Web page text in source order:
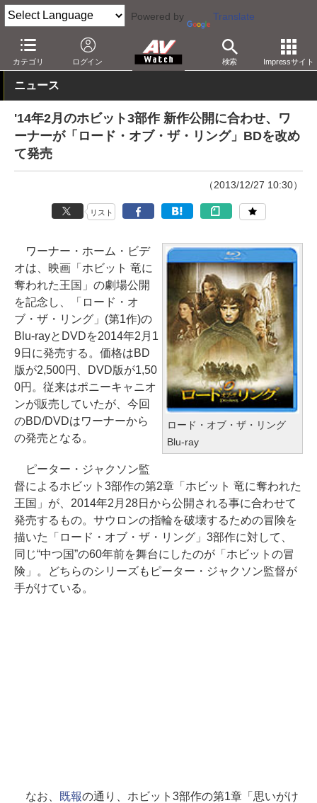
Powered by Translate
カテゴリ ログイン 検索 Impressサイト
AV Watch コンテンツ・サービス BD/DVD
ニュース
'14年2月のホビット3部作 新作公開に合わせ、ワ
ーナーが「ロード・オブ・ザ・リング」BDを改め
て発売
（2013/12/27 10:30）
リスト
ロード・オブ・ザ・リング
Blu-ray
ワーナー・ホーム・ビデ
オは、映画「ホビット 竜に
奪われた王国」の劇場公開
を記念し、「ロード・オ
ブ・ザ・リング」(第1作)の
Blu-rayとDVDを2014年2月1
9日に発売する。価格はBD
版が2,500円、DVD版が1,50
0円。従来はポニーキャニオ
ンが販売していたが、今回
のBD/DVDはワーナーから
の発売となる。
ピーター・ジャクソン監
督によるホビット3部作の第2章「ホビット 竜に奪われた
王国」が、2014年2月28日から公開される事に合わせて
発売するもの。サウロンの指輪を破壊するための冒険を
描いた「ロード・オブ・ザ・リング」3部作に対して、
同じ“中つ国”の60年前を舞台にしたのが「ホビットの冒
険」。どちらのシリーズもピーター・ジャクソン監督が
手がけている。
なお、 既報の通り、ホビット3部作の第1章「思いがけ